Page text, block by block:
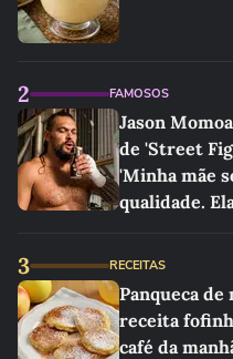
2 FAMOSOS
Jason
de 'Street
'Minha mãe
qualidade.
3 RECEITAS
Panqueca de
receita
café da